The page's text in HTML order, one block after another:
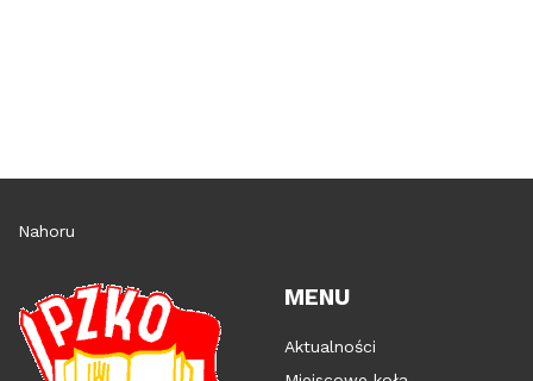
Nahoru
MENU
Aktualności